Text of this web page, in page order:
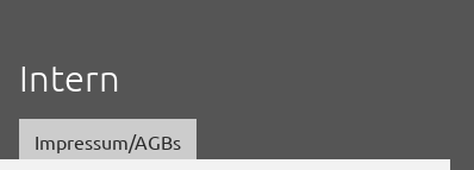
Intern
Impressum/AGBs